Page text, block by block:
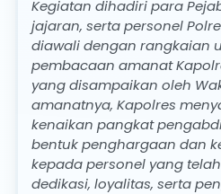
Kegiatan dihadiri para
jajaran, serta personel
diawali dengan rangkaian
pembacaan amanat
yang disampaikan oleh
amanatnya, Kapolres
kenaikan pangkat
bentuk penghargaan dan
kepada personel yang
dedikasi, loyalitas, serta